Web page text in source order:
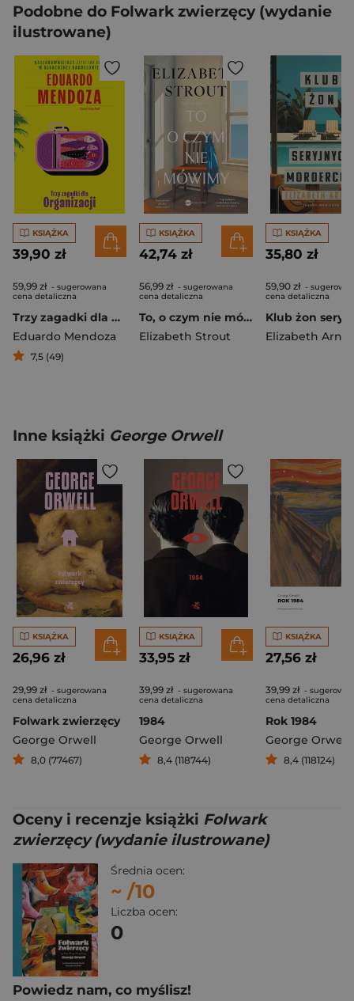
Podobne do Folwark zwierzęcy (wydanie
ilustrowane)
KSIĄŻKA
39,90 zł
59,99 zł - sugerowana
cena detaliczna
Trzy zagadki dla Organizacji
Eduardo Mendoza
7,5 (49)
KSIĄŻKA
42,74 zł
56,99 zł - sugerowana
cena detaliczna
To, o czym nie mówimy
Elizabeth Strout
KSIĄŻKA
35,80 zł
59,90 zł -
cena detaliczna
Elizabeth
Inne książki George Orwell
KSIĄŻKA
26,96 zł
29,99 zł - sugerowana
cena detaliczna
Folwark zwierzęcy
George Orwell
8,0 (77467)
KSIĄŻKA
33,95 zł
39,99 zł - sugerowana
cena detaliczna
1984
George Orwell
8,4 (118744)
KSIĄŻKA
27,56 zł
39,99 zł -
cena detaliczna
Rok 1984
George Orwell
8,4 (118124)
Oceny i recenzje książki Folwark
zwierzęcy (wydanie ilustrowane)
Średnia ocen:
~ /10
Liczba ocen:
0
Powiedz nam, co myślisz!